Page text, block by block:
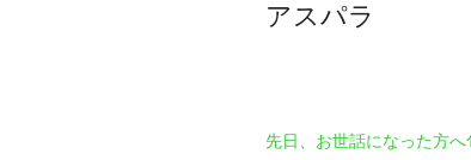
アスパラ
先日、お世話になった方